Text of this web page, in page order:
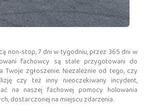
non-stop, 7 dni w tygodniu, przez 365 dni w
fachowcy są stale przygotowani do
Twoje zgłoszenie. Niezależnie od tego, czy
czy też inny nieoczekiwany incydent,
na naszej fachowej pomocy holowania
dostarczonej na miejscu zdarzenia.